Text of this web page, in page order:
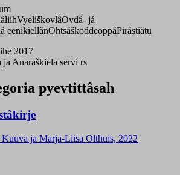
VyeliškovlâOvdâ- já
eenikiellânOhtsâškoddeoppâPirâstiätu
2017
ja Anaraškiela servi rs
pyevtittâsah
Kuuva ja Marja-Liisa Olthuis, 2022